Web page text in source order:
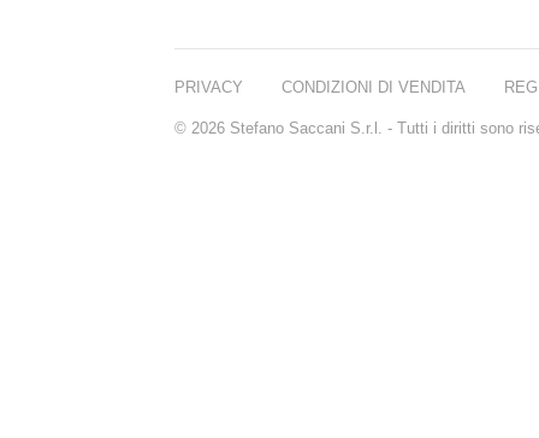
PRIVACY CONDIZIONI DI VENDITA
© 2026 Stefano Saccani S.r.l. - Tutti i diritti sono